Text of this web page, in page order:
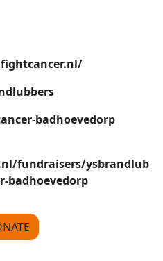
badhoevedorp
fundraisers/ysbrandlub
badhoevedorp